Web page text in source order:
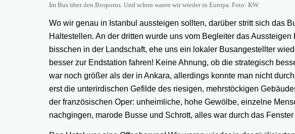
Im Bus über den Bosporus. Und schon waren wir wieder in Europa. Foto: KW.
Wo wir genau in Istanbul aussteigen sollten, darüber stritt sich das
Haltestellen. An der dritten wurde uns vom Begleiter das
bisschen in der Landschaft, ehe uns ein lokaler Busangestellter
besser zur Endstation fahren! Keine Ahnung, ob die strategisch
war noch größer als der in Ankara, allerdings konnte man nicht
erst die unterirdischen Gefilde des riesigen, mehrstöckigen
der französischen Oper: unheimliche, hohe Gewölbe, einzelne
nachgingen, marode Busse und Schrott, alles war durch das